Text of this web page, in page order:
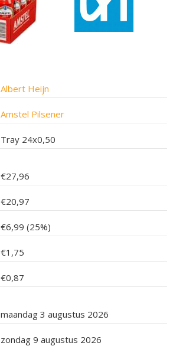
Albert Heijn
Amstel Pilsener
Tray 24x0,50
€27,96
€20,97
€6,99 (25%)
€1,75
€0,87
maandag 3 augustus 2026
zondag 9 augustus 2026